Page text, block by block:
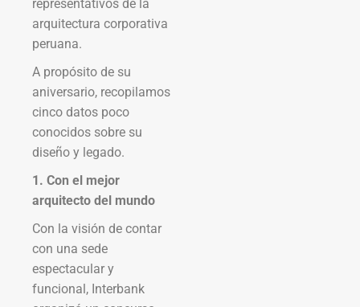
representativos de la
arquitectura corporativa
peruana.
A propósito de su
aniversario, recopilamos
cinco datos poco
conocidos sobre su
diseño y legado.
1. Con el mejor
arquitecto del mundo
Con la visión de contar
con una sede
espectacular y
funcional, Interbank